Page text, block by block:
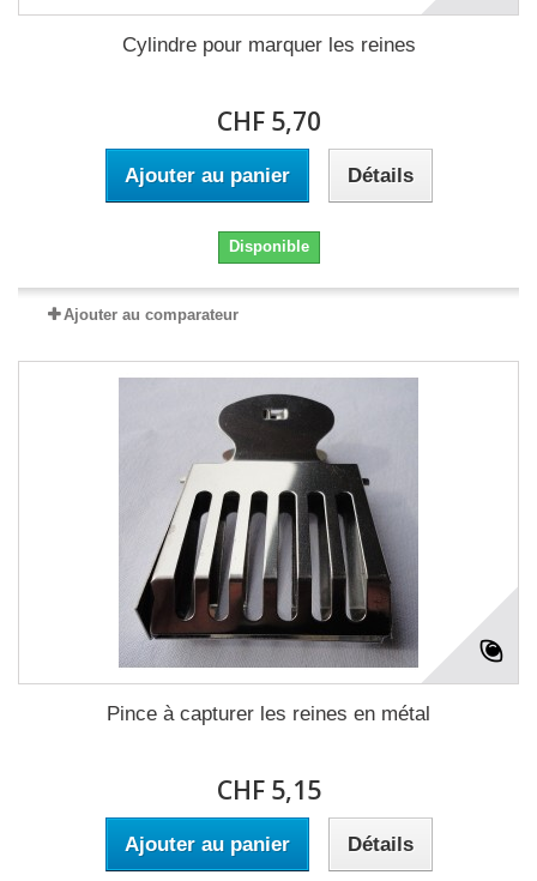
Cylindre pour marquer les reines
CHF 5,70
Ajouter au panier Détails
Disponible
Ajouter au comparateur
Pince à capturer les reines en métal
CHF 5,15
Ajouter au panier Détails